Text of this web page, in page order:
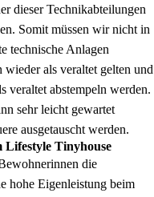
dieser Technikabteilungen
Somit müssen wir nicht in
technische Anlagen
wieder als veraltet gelten und
veraltet abstempeln werden.
sehr leicht gewartet
ausgetauscht werden.
Lifestyle Tinyhouse
die
hohe Eigenleistung beim